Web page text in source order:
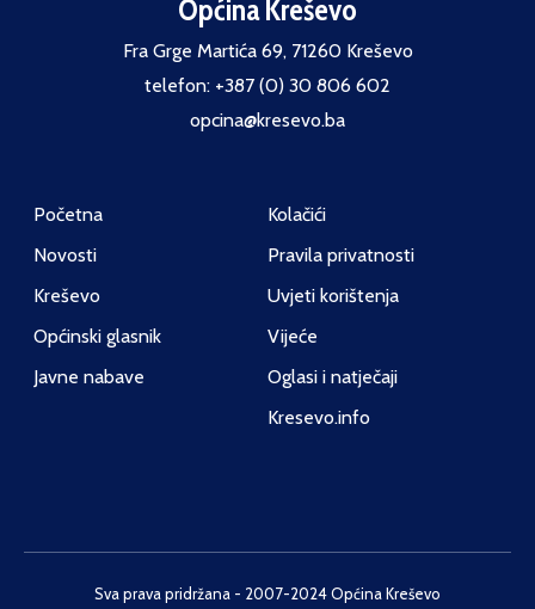
Općina Kreševo
Fra Grge Martića 69, 71260 Kreševo
telefon: +387 (0) 30 806 602
opcina@kresevo.ba
Početna
Novosti
Kreševo
Općinski glasnik
Javne nabave
Kolačići
Pravila privatnosti
Uvjeti korištenja
Vijeće
Oglasi i natječaji
Kresevo.info
Sva prava pridržana - 2007-2024 Općina Kreševo